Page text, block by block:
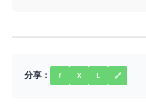
分享： f X L 🔗